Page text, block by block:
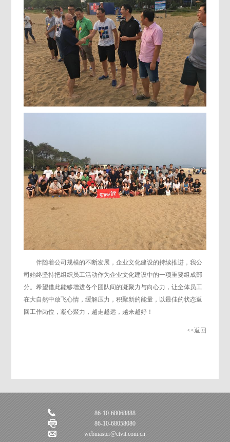
伴随着公司规模的不断发展，企业文化建设的持续推进，我公
司始终坚持把组织员工活动作为企业文化建设中的一项重要组成部
分。希望借此能够增进各个团队间的凝聚力与向心力，让全体员工
在大自然中放飞心情，缓解压力，积聚新的能量，以最佳的状态返
回工作岗位，凝心聚力，越走越远，越来越好！
<<返回
86-10-68068888
86-10-68058080
webmaster@ctvit.com.cn